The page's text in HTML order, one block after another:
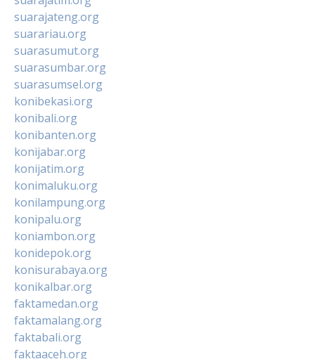
suarajateng.org
suarariau.org
suarasumut.org
suarasumbar.org
suarasumsel.org
konibekasi.org
konibali.org
konibanten.org
konijabar.org
konijatim.org
konimaluku.org
konilampung.org
konipalu.org
koniambon.org
konidepok.org
konisurabaya.org
konikalbar.org
faktamedan.org
faktamalang.org
faktabali.org
faktaaceh.org